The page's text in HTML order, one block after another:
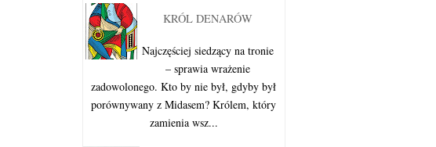
KRÓL DENARÓW
Najczęściej siedzący na tronie
– sprawia wrażenie
zadowolonego. Kto by nie był, gdyby był
porównywany z Midasem? Królem, który
zamienia wsz...